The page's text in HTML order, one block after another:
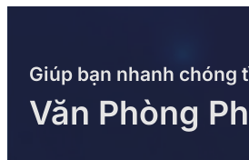
Giúp bạn nhanh chóng
Văn Phòng